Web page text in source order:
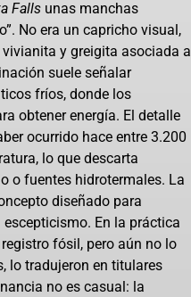
Falls unas manchas
No era un capricho visual,
y greigita asociada a
suele señalar
fríos, donde los
obtener energía. El detalle
ocurrido hace entre 3.200
lo que descarta
o fuentes hidrotermales. La
diseñado para
En la práctica
fósil, pero aún no lo
lo tradujeron en titulares
no es casual: la